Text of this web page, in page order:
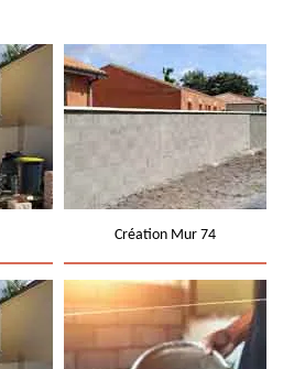
Création Mur 74